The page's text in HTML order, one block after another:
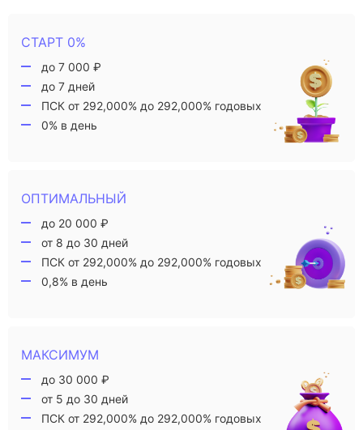
СТАРТ 0%
до 7 000 ₽
до 7 дней
ПСК от 292,000% до 292,000% годовых
0% в день
ОПТИМАЛЬНЫЙ
до 20 000 ₽
от 8 до 30 дней
ПСК от 292,000% до 292,000% годовых
0,8% в день
МАКСИМУМ
до 30 000 ₽
от 5 до 30 дней
ПСК от 292,000% до 292,000% годовых